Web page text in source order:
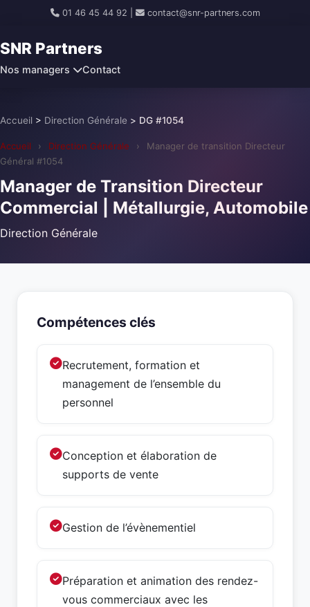
01 46 45 44 92 contact@snr-partners.com
SNR Partners
Nos managers Contact
Accueil > Direction Générale > DG #1054
Accueil › Direction Générale ›
Manager de transition Directeur
Général #1054
Manager de Transition Directeur
Commercial | Métallurgie, Automobile
Direction Générale
Compétences clés
Recrutement, formation et
management de l’ensemble du
personnel
Conception et élaboration de
supports de vente
Gestion de l’évènementiel
Préparation et animation des rendez-
vous commerciaux avec les